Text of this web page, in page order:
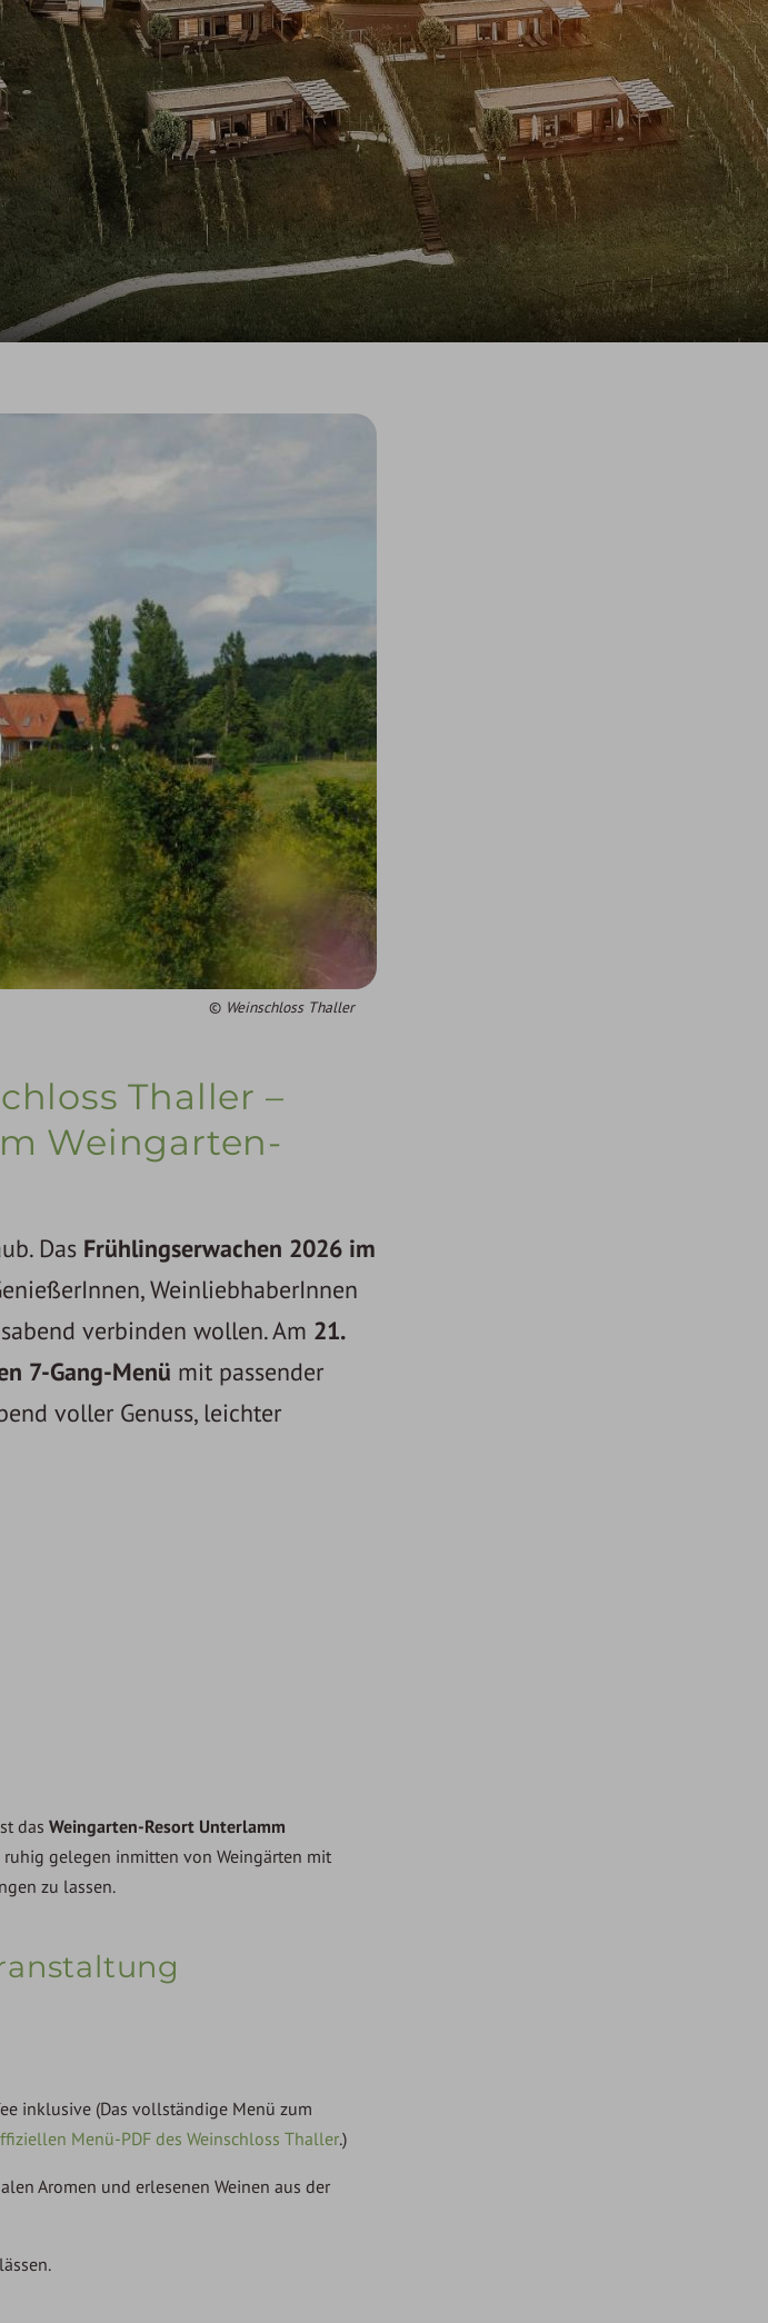
Weinschloss Thaller
Thaller –
Weingarten-
Das Frühlingserwachen 2026 im
WeinliebhaberInnen
verbinden wollen. Am 21.
7-Gang-Menü mit passender
voller Genuss, leichter
das Weingarten-Resort Unterlamm
ruhig gelegen inmitten von Weingärten mit
zu lassen.
inklusive (Das vollständige Menü zum
Menü-PDF des Weinschloss Thaller.)
Aromen und erlesenen Weinen aus der